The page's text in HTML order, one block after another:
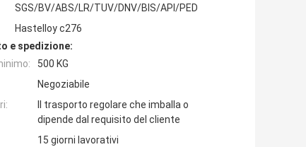
SGS/BV/ABS/LR/TUV/DNV/BIS/API/PED
Hastelloy c276
e spedizione:
500 KG
Negoziabile
Il trasporto regolare che imballa o
dipende dal requisito del cliente
15 giorni lavorativi